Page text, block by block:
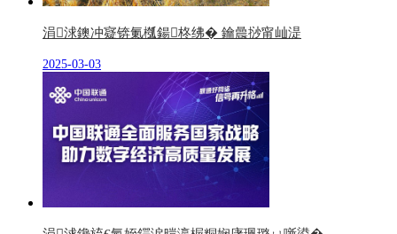
涓浗鐭冲寲锛氭槬鍚柊绋� 鑰曟挱甯屾湜
2025-03-03